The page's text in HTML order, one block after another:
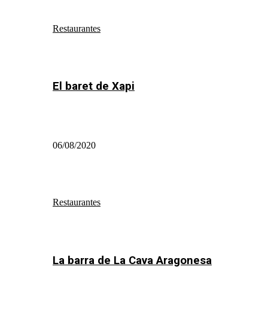
Restaurantes
El baret de Xapi
06/08/2020
Restaurantes
La barra de La Cava Aragonesa